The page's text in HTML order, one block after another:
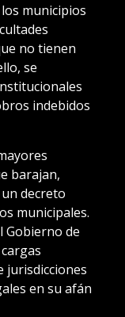
municipios
no tienen
se
indebidos
barajan,
decreto
municipales.
Gobierno de
jurisdicciones
en su afán